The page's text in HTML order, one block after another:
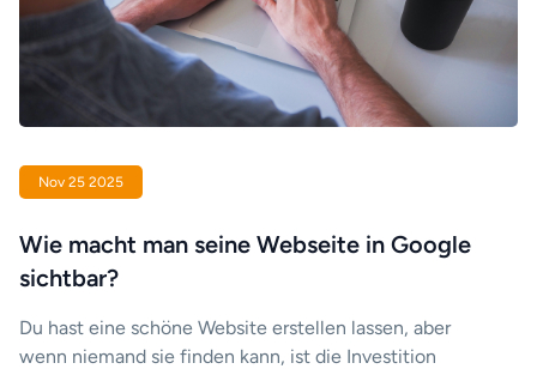
Nov 25 2025
Wie macht man seine Webseite in Google
sichtbar?
Du hast eine schöne Website erstellen lassen, aber
wenn niemand sie finden kann, ist die Investition